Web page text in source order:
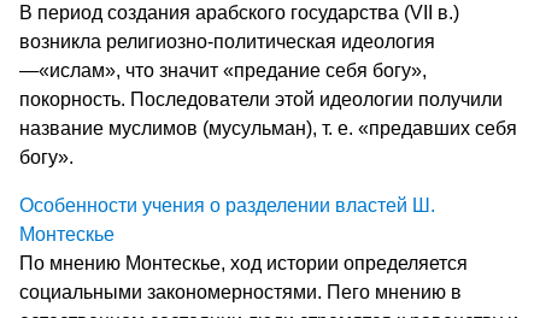
В период создания арабского государства (VII в.)
возникла религиозно-политическая идеология
—«ислам», что значит «предание себя богу»,
покорность. Последователи этой идеологии получили
название муслимов (мусульман), т. е. «предавших себя
богу».
Особенности учения о разделении властей Ш.
Монтескье
По мнению Монтескье, ход истории определяется
социальными закономерностями. Пего мнению в